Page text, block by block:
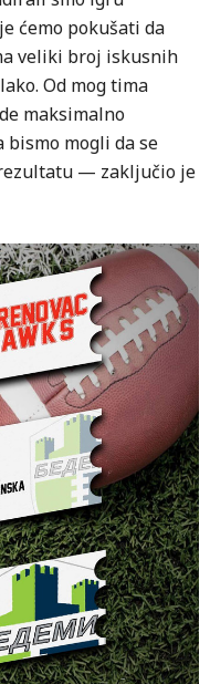
ćemo pokušati da
veliki broj iskusnih
Od mog tima
maksimalno
bismo mogli da se
— zaključio je